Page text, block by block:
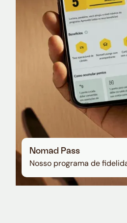
Sala VIP no Aeroporto de
Nomad Pass
Nosso programa de